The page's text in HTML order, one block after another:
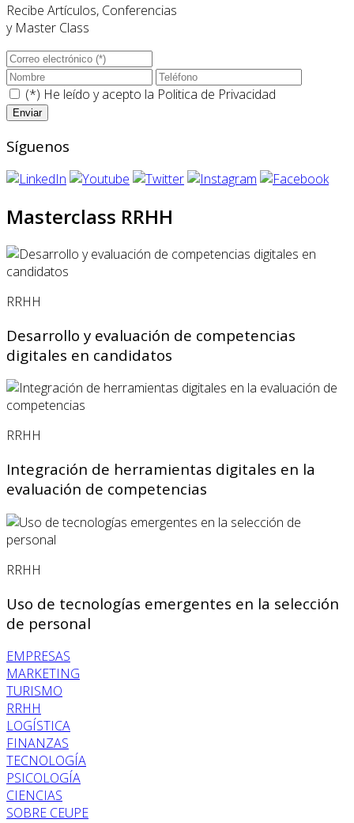
Recibe Artículos, Conferencias
y Master Class
(*) He leído y acepto la Politica de Privacidad
Síguenos
Masterclass RRHH
RRHH
Desarrollo y evaluación de competencias
digitales en candidatos
RRHH
Integración de herramientas digitales en la
evaluación de competencias
RRHH
Uso de tecnologías emergentes en la selección
de personal
EMPRESAS
MARKETING
TURISMO
RRHH
LOGÍSTICA
FINANZAS
TECNOLOGÍA
PSICOLOGÍA
CIENCIAS
SOBRE CEUPE